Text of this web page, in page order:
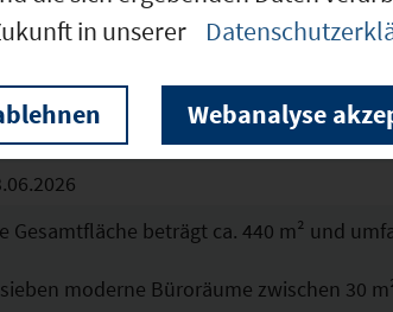
1. Obergeschoss eines
m²
Gesamtfläche beträgt ca. 440 m² und
sieben moderne Büroräume zwischen 30
in unserer
Webanalyse